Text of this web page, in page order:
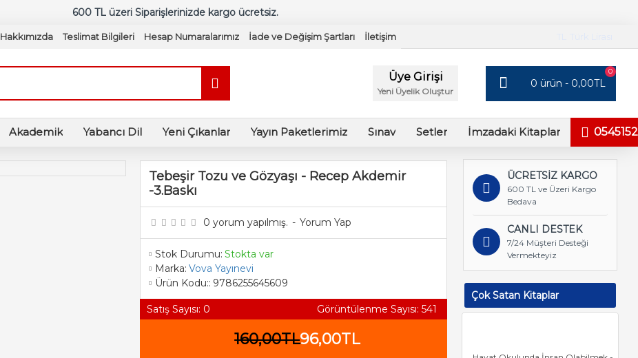
600 TL üzeri Siparişlerinizde kargo ücretsiz.
Hakkımızda Teslimat Bilgileri Hesap Numaralarımız İade ve Değişim Şartları İletişim
Üye Girişi
Yeni Üyelik Oluştur
0 ürün - 0,00TL
0
Akademik Yabancı Dil Yeni Çıkanlar Yayın Paketlerimiz Sınav Setler İmzadaki Kitaplar
Tebeşir Tozu ve Gözyaşı - Recep Akdemir
-3.Baskı
Stok Durumu: Stokta var
Marka: Vova Yayınevi
Ürün Kodu:: 9786255645609
Satış Sayısı: 0 Görüntülenme Sayısı: 541
0 yorum yapılmış. - Yorum Yap
96,00TL
160,00TL
ÜCRETSİZ KARGO
600 TL ve Üzeri Kargo
Bedava
CANLI DESTEK
7/24 Müşteri Desteği
Vermekteyiz
Çok Satan Kitaplar